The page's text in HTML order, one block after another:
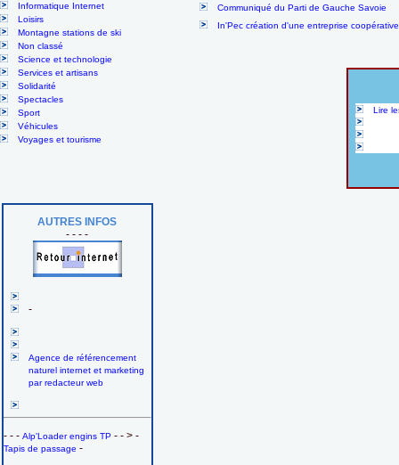
Informatique Internet
Loisirs
Montagne stations de ski
Non classé
Science et technologie
Services et artisans
Solidarité
Spectacles
Sport
Véhicules
Voyages et tourisme
AUTRES INFOS
- - - -
-
Agence de référencement
naturel internet et marketing
par redacteur web
- - - Alp'Loader engins TP - - > -
Tapis de passage -
Communiqué du Parti de Gauche Savoie
In'Pec création d'une entreprise
Lire